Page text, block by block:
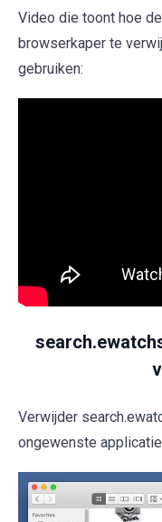
Video die toont hoe
browserkaper te
gebruiken:
Verwijder
ongewenste